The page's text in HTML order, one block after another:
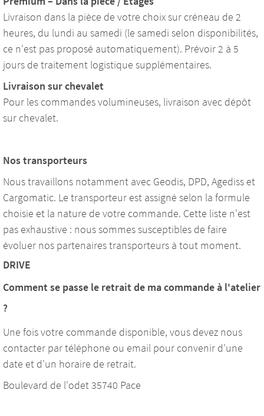
Livraison dans la pièce de votre choix sur créneau de 2
heures, du lundi au samedi (le samedi selon disponibilités,
ce n'est pas proposé automatiquement). Prévoir 2 à 5
jours de traitement logistique supplémentaires.
Livraison sur chevalet
Pour les commandes volumineuses, livraison avec dépôt
sur chevalet.
Nos transporteurs
Nous travaillons notamment avec Geodis, DPD, Agediss et
Cargomatic. Le transporteur est assigné selon la formule
choisie et la nature de votre commande. Cette liste n'est
pas exhaustive : nous sommes susceptibles de faire
évoluer nos partenaires transporteurs à tout moment.
DRIVE
Comment se passe le retrait de ma commande à l'atelier
?
Une fois votre commande disponible, vous devez nous
contacter par téléphone ou email pour convenir d'une
date et d'un horaire de retrait.
Boulevard de l'odet 35740 Pace